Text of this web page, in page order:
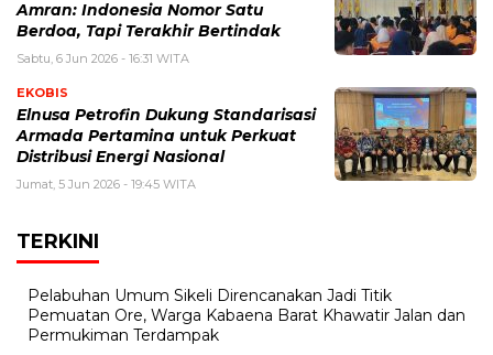
Amran: Indonesia Nomor Satu
Berdoa, Tapi Terakhir Bertindak
Sabtu, 6 Jun 2026 - 16:31 WITA
EKOBIS
Elnusa Petrofin Dukung Standarisasi
Armada Pertamina untuk Perkuat
Distribusi Energi Nasional
Jumat, 5 Jun 2026 - 19:45 WITA
TERKINI
Pelabuhan Umum Sikeli Direncanakan Jadi Titik
Pemuatan Ore, Warga Kabaena Barat Khawatir Jalan dan
Permukiman Terdampak